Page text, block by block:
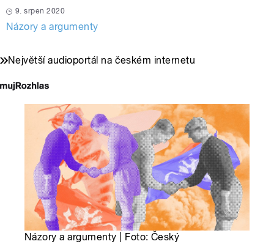
9. srpen 2020
Názory a argumenty
Největší audioportál na českém internetu
Názory a argumenty | Foto: Český